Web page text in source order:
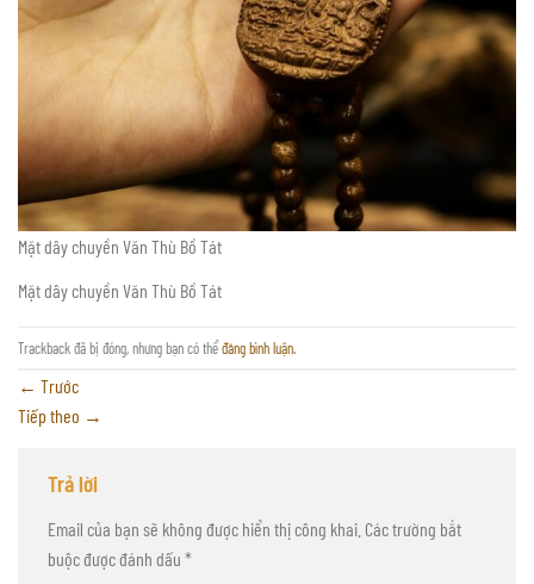
Mặt dây chuyền Văn Thù Bồ Tát
Mặt dây chuyền Văn Thù Bồ Tát
Trackback đã bị đóng, nhưng bạn có thểđăng bình luận.
← Trước
Tiếp theo →
Trả lời
Email của bạn sẽ không được hiển thị công khai. Các trường bắt
buộc được đánh dấu *